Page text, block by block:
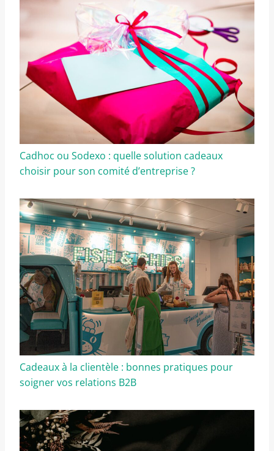
Cadhoc ou Sodexo : quelle solution cadeaux
choisir pour son comité d’entreprise ?
Cadeaux à la clientèle : bonnes pratiques pour
soigner vos relations B2B